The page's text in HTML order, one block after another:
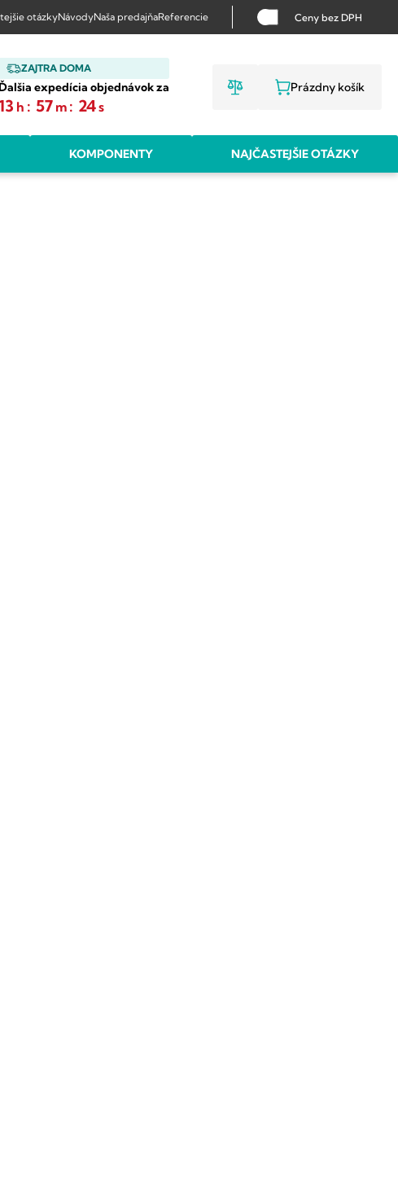
otázkyNávodyNaša predajňaReferencie Ceny bez DPH
ZAJTRA DOMA
expedícia objednávok za
h : 57 m : 23s
NÁKUPNÝ
Prázdny košík
KOMPONENTY NAJČASTEJŠIE OTÁZKY